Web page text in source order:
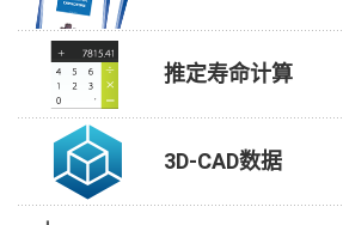
推定寿命计算
3D-CAD数据